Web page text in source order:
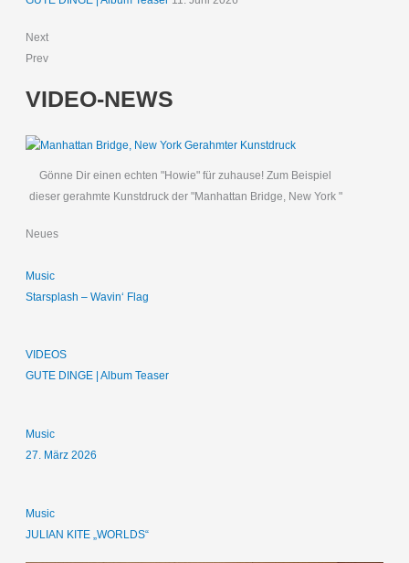
Next
Prev
VIDEO-NEWS
Gönne Dir einen echten "Howie" für zuhause! Zum Beispiel
dieser gerahmte Kunstdruck der "Manhattan Bridge, New York "
Neues
Music
Starsplash – Wavin‘ Flag
VIDEOS
GUTE DINGE | Album Teaser
Music
27. März 2026
Music
JULIAN KITE „WORLDS“